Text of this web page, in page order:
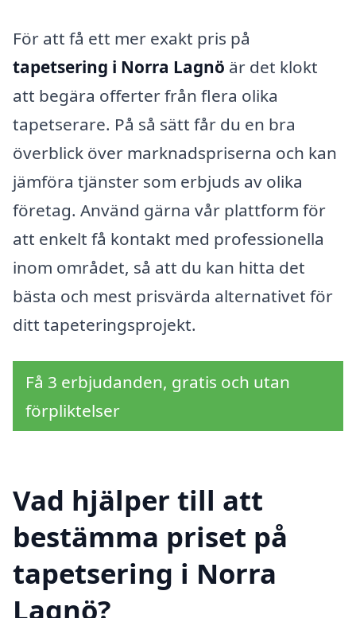
För att få ett mer exakt pris på
tapetsering i Norra Lagnö är det klokt
att begära offerter från flera olika
tapetserare. På så sätt får du en bra
överblick över marknadspriserna och kan
jämföra tjänster som erbjuds av olika
företag. Använd gärna vår plattform för
att enkelt få kontakt med professionella
inom området, så att du kan hitta det
bästa och mest prisvärda alternativet för
ditt tapeteringsprojekt.
Få 3 erbjudanden, gratis och utan
förpliktelser
Vad hjälper till att
bestämma priset på
tapetsering i Norra
Lagnö?